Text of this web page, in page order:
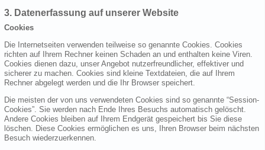
3. Datenerfassung auf unserer Website
Cookies
Die Internetseiten verwenden teilweise so genannte Cookies. Cookies
richten auf Ihrem Rechner keinen Schaden an und enthalten keine Viren.
Cookies dienen dazu, unser Angebot nutzerfreundlicher, effektiver und
sicherer zu machen. Cookies sind kleine Textdateien, die auf Ihrem
Rechner abgelegt werden und die Ihr Browser speichert.
Die meisten der von uns verwendeten Cookies sind so genannte “Session-
Cookies”. Sie werden nach Ende Ihres Besuchs automatisch gelöscht.
Andere Cookies bleiben auf Ihrem Endgerät gespeichert bis Sie diese
löschen. Diese Cookies ermöglichen es uns, Ihren Browser beim nächsten
Besuch wiederzuerkennen.